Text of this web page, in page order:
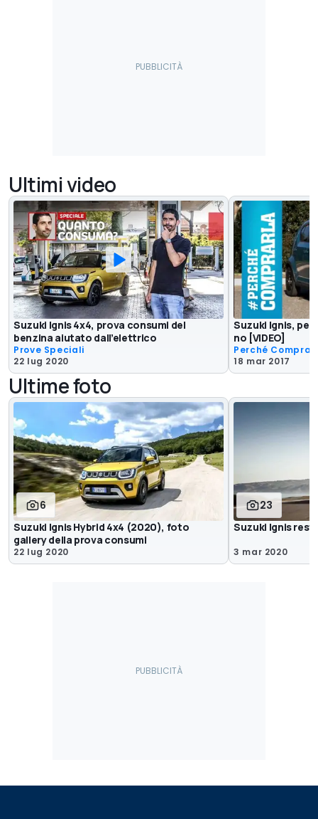
Ultimi video
Suzuki Ignis 4x4, prova consumi del
benzina aiutato dall’elettrico
Prove Speciali
22 lug 2020
Suzuki Ignis,
no [VIDEO]
Perché
18 mar 2017
Ultime foto
6
Suzuki Ignis Hybrid 4x4 (2020), foto
gallery della prova consumi
22 lug 2020
23
Suzuki Ignis
3 mar 2020